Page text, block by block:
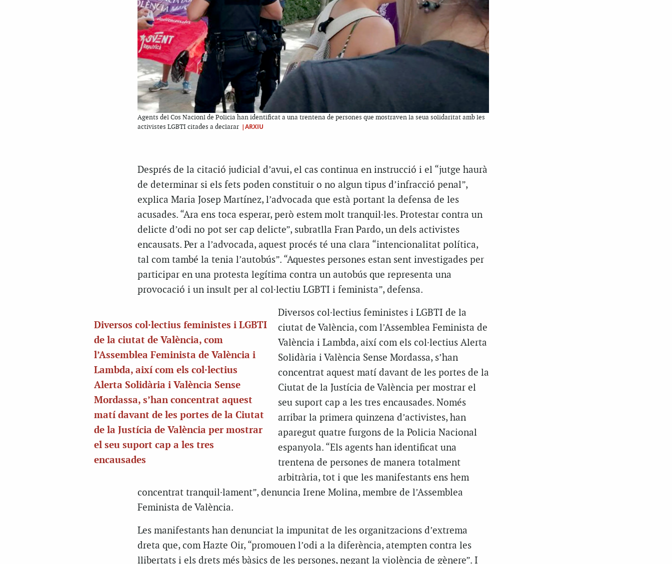
Agents del Cos Nacionl de Policia han identificat a una trentena de persones que mostraven la seua solidaritat amb les
activistes LGBTI citades a declarar |ARXIU
Després de la citació judicial d’avui, el cas continua en instrucció i el “jutge haurà
de determinar si els fets poden constituir o no algun tipus d’infracció penal”,
explica Maria Josep Martínez, l’advocada que està portant la defensa de les
acusades. “Ara ens toca esperar, però estem molt tranquil·les. Protestar contra un
delicte d’odi no pot ser cap delicte”, subratlla Fran Pardo, un dels activistes
encausats. Per a l’advocada, aquest procés té una clara “intencionalitat política,
tal com també la tenia l’autobús”. “Aquestes persones estan sent investigades per
participar en una protesta legítima contra un autobús que representa una
provocació i un insult per al col·lectiu LGBTI i feminista”, defensa.
Diversos col·lectius feministes i LGBTI
de la ciutat de València, com
l’Assemblea Feminista de València i
Lambda, així com els col·lectius
Alerta Solidària i València Sense
Mordassa, s’han concentrat aquest
matí davant de les portes de la Ciutat
de la Justícia de València per mostrar
el seu suport cap a les tres
encausades
Diversos col·lectius feministes i LGBTI de la
ciutat de València, com l’Assemblea Feminista de
València i Lambda, així com els col·lectius Alerta
Solidària i València Sense Mordassa, s’han
concentrat aquest matí davant de les portes de la
Ciutat de la Justícia de València per mostrar el
seu suport cap a les tres encausades. Només
arribar la primera quinzena d’activistes, han
aparegut quatre furgons de la Policia Nacional
espanyola. “Els agents han identificat una
trentena de persones de manera totalment
arbitrària, tot i que les manifestants ens hem
concentrat tranquil·lament”, denuncia Irene Molina, membre de l’Assemblea
Feminista de València.
Les manifestants han denunciat la impunitat de les organitzacions d’extrema
dreta que, com Hazte Oir, “promouen l’odi a la diferència, atempten contra les
llibertats i els drets més bàsics de les persones, negant la violència de gènere”. I